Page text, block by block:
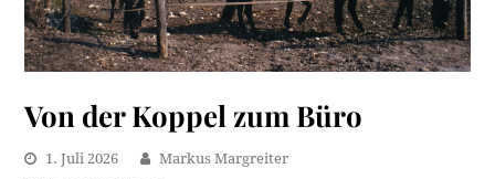
Von der Koppel zum Büro
1. Juli 2026
Markus Margreiter